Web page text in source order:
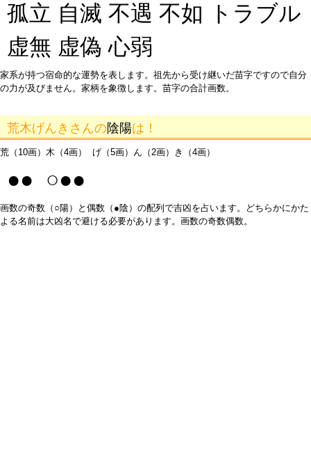
孤立 自滅 不遇 不如 トラブル
虚無 虚偽 心弱
家系が持つ宿命的な運勢を表します。祖先から受け継いだ苗字ですので自分
の力が及びません。家柄を象徴します。苗字の合計画数。
荒木げんきさんの陰陽は！
荒（10画）木（4画） げ（5画）ん（2画）き（4画）
●● ○●●
画数の奇数（○陽）と偶数（●陰）の配列で吉凶を占います。どちらかにかた
よる名前は大凶名で避ける必要があります。画数の奇数偶数。